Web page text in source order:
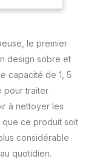
le premier
design sobre et
capacité de 1, 5
pour traiter
à nettoyer les
ce produit soit
considérable
quotidien.